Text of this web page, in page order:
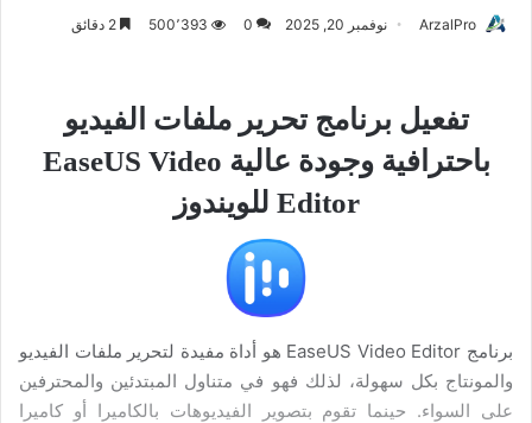
ArzalPro نوفمبر 20, 2025 0 500٬393
تفعيل برنامج تحرير ملفات الفيديو
باحترافية وجودة عالية EaseUS Video
Editor للويندوز
برنامج EaseUS Video Editor هو أداة مفيدة لتحرير ملفات الفيديو
والمونتاج بكل سهولة، لذلك فهو في متناول المبتدئين والمحترفين
على السواء. حينما تقوم بتصوير الفيديوهات بالكاميرا أو كاميرا